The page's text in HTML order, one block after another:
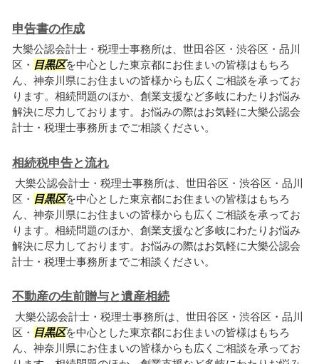
申告書の作成
大樂公認会計士・税理士事務所は、世田谷区・渋谷区・品川
区・ 目黒区を中心とした東京都にお住まいの皆様はもちろ
ん、神奈川県にお住まいの皆様からも広くご相談を承ってお
ります。相続問題のほか、創業支援など多岐にわたりお悩み
解決に尽力しております。お悩みの際はお気軽に大樂公認会
計士・税理士事務所までご相談ください。
相続税申告と流れ
大樂公認会計士・税理士事務所は、世田谷区・渋谷区・品川
区・ 目黒区を中心とした東京都にお住まいの皆様はもちろ
ん、神奈川県にお住まいの皆様からも広くご相談を承ってお
ります。相続問題のほか、創業支援など多岐にわたりお悩み
解決に尽力しております。お悩みの際はお気軽に大樂公認会
計士・税理士事務所までご相談ください。
不動産の生前贈与と遺産相続
大樂公認会計士・税理士事務所は、世田谷区・渋谷区・品川
区・ 目黒区を中心とした東京都にお住まいの皆様はもちろ
ん、神奈川県にお住まいの皆様からも広くご相談を承ってお